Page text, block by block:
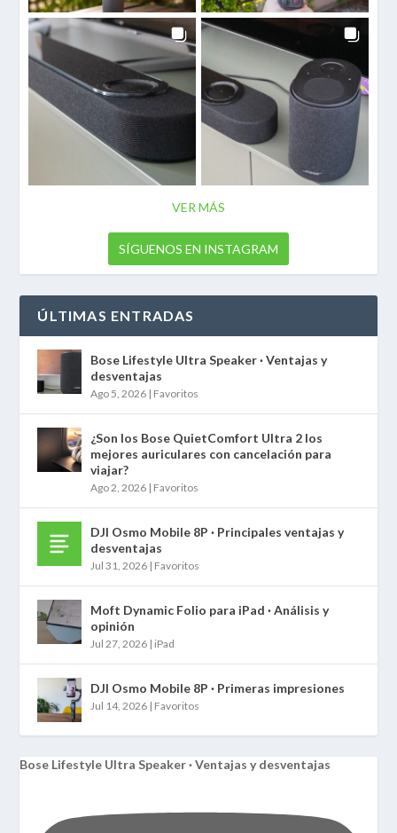
VER MÁS
SÍGUENOS EN INSTAGRAM
ÚLTIMAS ENTRADAS
Bose Lifestyle Ultra Speaker · Ventajas y
desventajas
Ago 5, 2026 | Favoritos
¿Son los Bose QuietComfort Ultra 2 los
mejores auriculares con cancelación para
viajar?
Ago 2, 2026 | Favoritos
DJI Osmo Mobile 8P · Principales ventajas y
desventajas
Jul 31, 2026 | Favoritos
Moft Dynamic Folio para iPad · Análisis y
opinión
Jul 27, 2026 | iPad
DJI Osmo Mobile 8P · Primeras impresiones
Jul 14, 2026 | Favoritos
Bose Lifestyle Ultra Speaker · Ventajas y desventajas